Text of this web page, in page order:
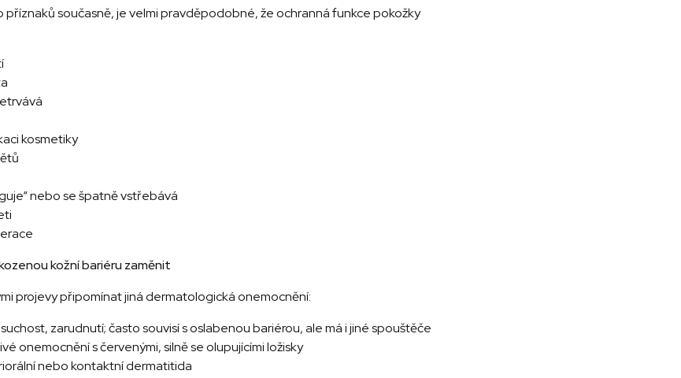
příznaků současně, je velmi pravděpodobné, že ochranná funkce pokožky
kosmetiky
nebo se špatně vstřebává
kožní bariéru zaměnit
projevy připomínat jiná dermatologická onemocnění:
zarudnutí; často souvisí s oslabenou bariérou, ale má i jiné spouštěče
onemocnění s červenými, silně se olupujícími ložisky
nebo kontaktní dermatitida